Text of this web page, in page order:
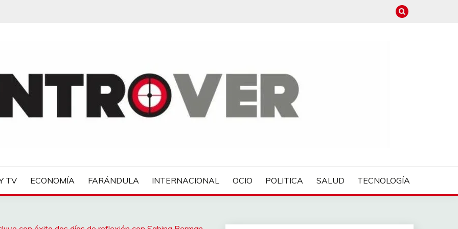
TV ECONOMÍA FARÁNDULA INTERNACIONAL OCIO POLITICA SALUD TECNOLOGÍA